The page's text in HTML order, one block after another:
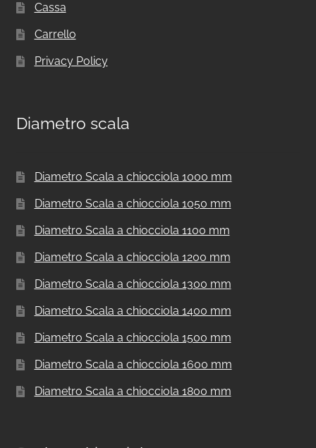
E’ comunque possibile progettare una scala
con un numero maggiore o minore di gradini.
sceglie. Un’alzata bassa permette di avere una
maggiore ne riduce il numero, e quindi
salita.
tenuto conto anche della posizione del primo
gradino.
Aumentare o diminuire il numero totale di
gradini determina anche uno spostamento del
gradino di partenza, per questo è sempre bene
verificare che non sia in corrispondenza di
La Scala a chiocciola interni C20 1470-1610 H
1600 mm,per interni, di cui alla presente pagina
è stata calcolata con un numero di gradini pari